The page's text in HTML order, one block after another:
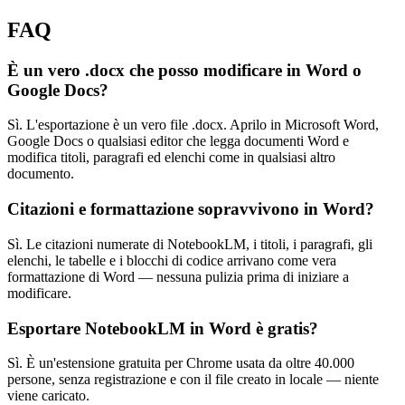
FAQ
È un vero .docx che posso modificare in Word o
Google Docs?
Sì. L'esportazione è un vero file .docx. Aprilo in Microsoft Word,
Google Docs o qualsiasi editor che legga documenti Word e
modifica titoli, paragrafi ed elenchi come in qualsiasi altro
documento.
Citazioni e formattazione sopravvivono in Word?
Sì. Le citazioni numerate di NotebookLM, i titoli, i paragrafi, gli
elenchi, le tabelle e i blocchi di codice arrivano come vera
formattazione di Word — nessuna pulizia prima di iniziare a
modificare.
Esportare NotebookLM in Word è gratis?
Sì. È un'estensione gratuita per Chrome usata da oltre 40.000
persone, senza registrazione e con il file creato in locale — niente
viene caricato.